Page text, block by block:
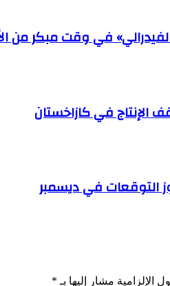
في وقت مبكر من
الإنتاج في كازاخستان
التوقعات في ديسمبر
الإلزامية مشار إليها بـ *